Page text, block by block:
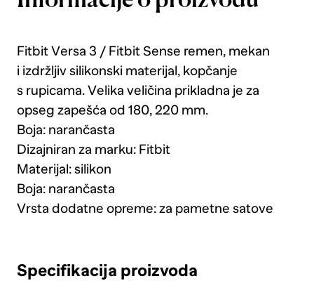
Fitbit Versa 3 / Fitbit Sense remen, mekan
i izdržljiv silikonski materijal, kopčanje
s rupicama. Velika veličina prikladna je za
opseg zapešća od 180, 220 mm.
Boja: narančasta
Dizajniran za marku: Fitbit
Materijal: silikon
Boja: narančasta
Vrsta dodatne opreme: za pametne satove
Specifikacija proizvoda